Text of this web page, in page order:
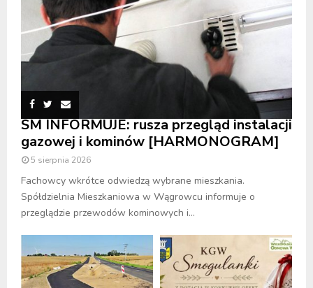
SM INFORMUJE: rusza przegląd instalacji
gazowej i kominów [HARMONOGRAM]
5 sierpnia 2026
Fachowcy wkrótce odwiedzą wybrane mieszkania.
Spółdzielnia Mieszkaniowa w Wągrowcu informuje o
przeglądzie przewodów kominowych i...